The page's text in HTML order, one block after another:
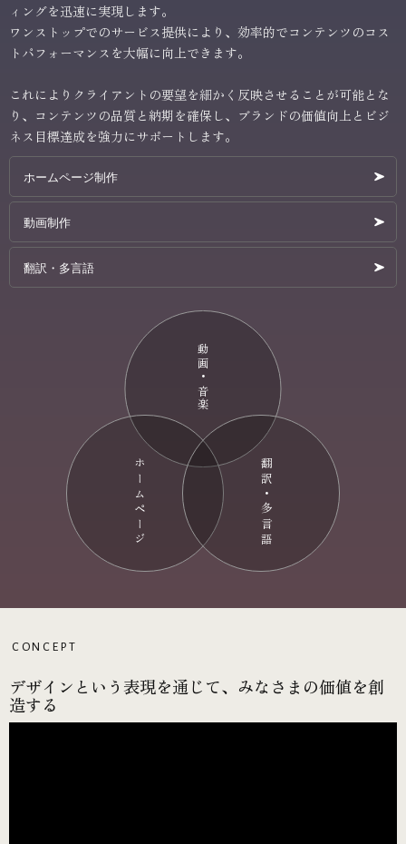
ィングを迅速に実現します。
ワンストップでのサービス提供により、効率的でコンテンツのコス
トパフォーマンスを大幅に向上できます。
これによりクライアントの要望を細かく反映させることが可能とな
り、コンテンツの品質と納期を確保し、ブランドの価値向上とビジ
ネス目標達成を強力にサポートします。
ホームページ制作
動画制作
翻訳・多言語
動画・音楽
ホームページ 翻訳・多言語
CONCEPT
デザインという表現を通じて、みなさまの価値を創
造する